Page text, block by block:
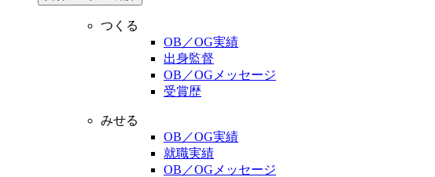
つくる
OB／OG実績
出身監督
OB／OGメッセージ
受賞歴
みせる
OB／OG実績
就職実績
OB／OGメッセージ